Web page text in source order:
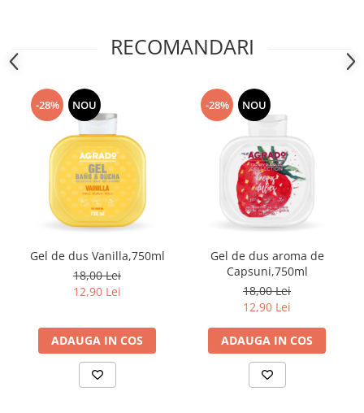
RECOMANDARI
-28% NOU
Gel de dus Vanilla,750ml
18,00 Lei
12,90 Lei
ADAUGA IN COS
-28% NOU
Gel de dus aroma de
Capsuni,750ml
18,00 Lei
12,90 Lei
ADAUGA IN COS